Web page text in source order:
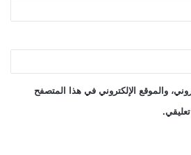
والموقع الإلكتروني في هذا المتصفح